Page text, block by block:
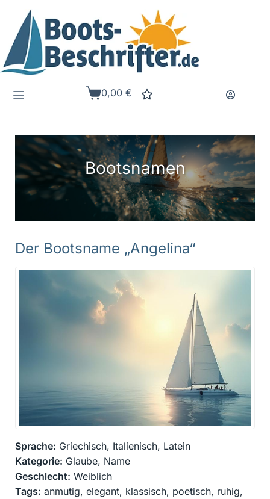
Inhalt
springen
Warenkorb
0,00€
Bootsnamen
Der Bootsname „Angelina“
Sprache: Griechisch, Italienisch, Latein
Kategorie: Glaube, Name
Geschlecht: Weiblich
Tags: anmutig, elegant, klassisch, poetisch, ruhig,